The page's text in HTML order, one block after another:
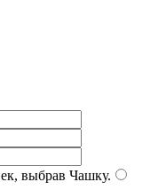
выбрав Чашку.